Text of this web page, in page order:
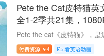
Pete the Cat皮特猫英
全1-2季共21集，
网盘下载！
付费资源 ￥4 看英语动画